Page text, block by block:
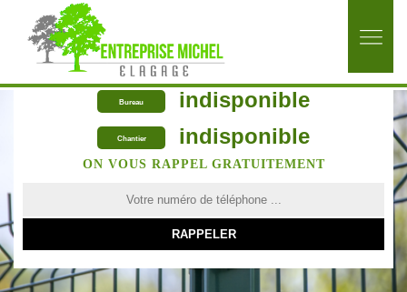
Bureau indisponible
Chantier indisponible
ON VOUS RAPPEL GRATUITEMENT